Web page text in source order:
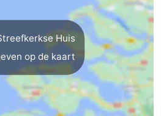
Huis
op de kaart